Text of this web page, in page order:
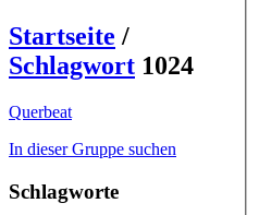
Startseite /
Schlagwort 1024
Querbeat
In dieser Gruppe suchen
Schlagworte